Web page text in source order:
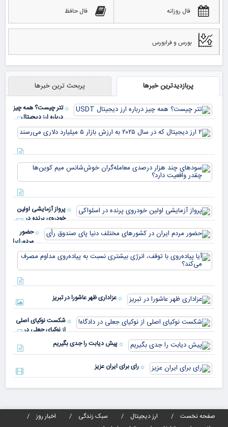
فال روزانه فال حافظ
بورس و فرابورس
پربازدیدترین خبرها پربحث ترین خبرها
تتر چیست؟ همه چیز
درباره ارز دیجیتال
USDT
پرواز آزمایشی اولین
خودروی پرنده در
اسلواکی
حضور
مردم ایران
در
کشورهای
مختلف
دنیا پای
صندوق
عزاداری ظهر عاشورا در تبریز
شکست نوکیای اصلی
از نوکیای جعلی در
دادگاه!
پیش دیابت را جدی بگیریم
رای برای ایران عزیز
صفحه نخست ارز دیجیتال سبک زندگی
اخبار روز